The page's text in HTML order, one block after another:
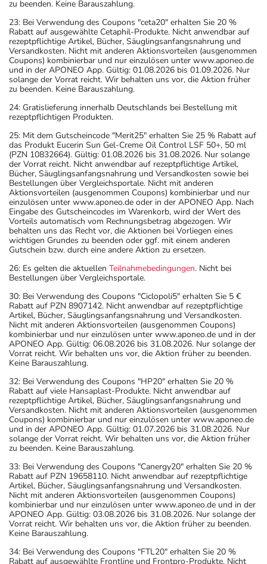
zu beenden. Keine Barauszahlung.
23: Bei Verwendung des Coupons "ceta20" erhalten Sie 20 %
Rabatt auf ausgewählte Cetaphil-Produkte. Nicht anwendbar auf
rezeptpflichtige Artikel, Bücher, Säuglingsanfangsnahrung und
Versandkosten. Nicht mit anderen Aktionsvorteilen (ausgenommen
Coupons) kombinierbar und nur einzulösen unter www.aponeo.de
und in der APONEO App. Gültig: 01.08.2026 bis 01.09.2026. Nur
solange der Vorrat reicht. Wir behalten uns vor, die Aktion früher
zu beenden. Keine Barauszahlung.
24: Gratislieferung innerhalb Deutschlands bei Bestellung mit
rezeptpflichtigen Produkten.
25: Mit dem Gutscheincode "Merit25" erhalten Sie 25 % Rabatt auf
das Produkt Eucerin Sun Gel-Creme Oil Control LSF 50+, 50 ml
(PZN 10832664). Gültig: 01.08.2026 bis 31.08.2026. Nur solange
der Vorrat reicht. Nicht anwendbar auf rezeptpflichtige Artikel,
Bücher, Säuglingsanfangsnahrung und Versandkosten sowie bei
Bestellungen über Vergleichsportale. Nicht mit anderen
Aktionsvorteilen (ausgenommen Coupons) kombinierbar und nur
einzulösen unter www.aponeo.de oder in der APONEO App. Nach
Eingabe des Gutscheincodes im Warenkorb, wird der Wert des
Vorteils automatisch vom Rechnungsbetrag abgezogen. Wir
behalten uns das Recht vor, die Aktionen bei Vorliegen eines
wichtigen Grundes zu beenden oder ggf. mit einem anderen
Gutschein bzw. durch eine andere Aktion zu ersetzen.
26: Es gelten die aktuellen Teilnahmebedingungen. Nicht bei
Bestellungen über Vergleichsportale.
30: Bei Verwendung des Coupons "Ciclopoli5" erhalten Sie 5 €
Rabatt auf PZN 8907142. Nicht anwendbar auf rezeptpflichtige
Artikel, Bücher, Säuglingsanfangsnahrung und Versandkosten.
Nicht mit anderen Aktionsvorteilen (ausgenommen Coupons)
kombinierbar und nur einzulösen unter www.aponeo.de und in der
APONEO App. Gültig: 06.08.2026 bis 31.08.2026. Nur solange der
Vorrat reicht. Wir behalten uns vor, die Aktion früher zu beenden.
Keine Barauszahlung.
32: Bei Verwendung des Coupons "HP20" erhalten Sie 20 %
Rabatt auf viele Hansaplast-Produkte. Nicht anwendbar auf
rezeptpflichtige Artikel, Bücher, Säuglingsanfangsnahrung und
Versandkosten. Nicht mit anderen Aktionsvorteilen (ausgenommen
Coupons) kombinierbar und nur einzulösen unter www.aponeo.de
und in der APONEO App. Gültig: 01.07.2026 bis 31.08.2026. Nur
solange der Vorrat reicht. Wir behalten uns vor, die Aktion früher
zu beenden. Keine Barauszahlung.
33: Bei Verwendung des Coupons "Canergy20" erhalten Sie 20 %
Rabatt auf PZN 19658110. Nicht anwendbar auf rezeptpflichtige
Artikel, Bücher, Säuglingsanfangsnahrung und Versandkosten.
Nicht mit anderen Aktionsvorteilen (ausgenommen Coupons)
kombinierbar und nur einzulösen unter www.aponeo.de und in der
APONEO App. Gültig: 03.08.2026 bis 31.08.2026. Nur solange der
Vorrat reicht. Wir behalten uns vor, die Aktion früher zu beenden.
Keine Barauszahlung.
34: Bei Verwendung des Coupons "FTL20" erhalten Sie 20 %
Rabatt auf ausgewählte Frontline und Frontpro-Produkte. Nicht